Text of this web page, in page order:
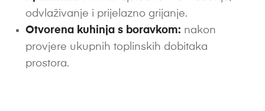
odvlaživanje i prijelazno grijanje.
Otvorena kuhinja s boravkom: nakon
provjere ukupnih toplinskih dobitaka
prostora.